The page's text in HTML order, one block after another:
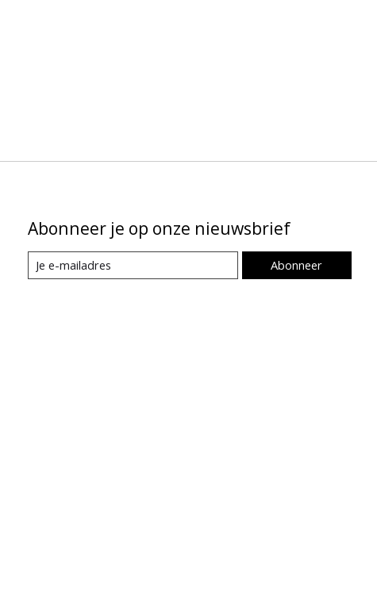
Abonneer je op onze nieuwsbrief
Abonneer